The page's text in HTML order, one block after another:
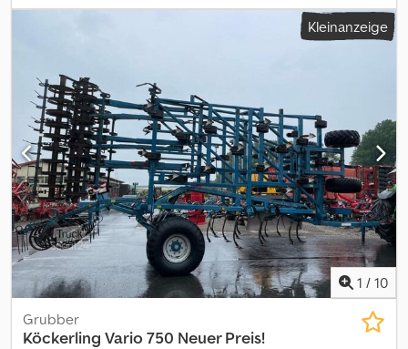
UnterlenkeranhängungSpurlockererHartmetallschare<
/br>DoppelstriegelHydraulisches Frontlevelboard,Lagerort:Kunde
Kleinanzeige
1 / 10
Grubber
Köckerling Vario 750 Neuer Preis!